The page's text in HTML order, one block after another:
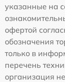
указанные на
офертой
обозначения
только в
перечень
организация